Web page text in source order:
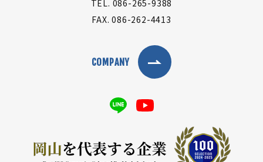
TEL. 086-265-9388
FAX.086-262-4413
COMPANY